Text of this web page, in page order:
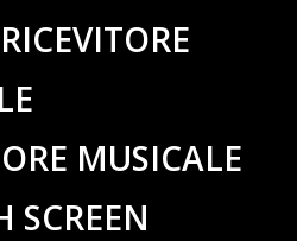
MUSICALE
SCREEN